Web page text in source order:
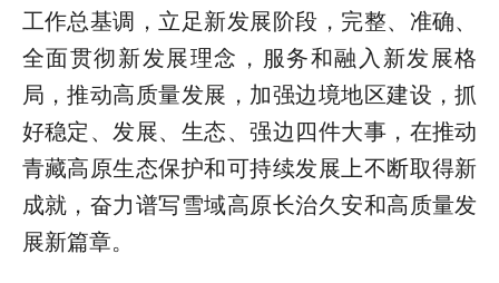
工作总基调，立足新发展阶段，完整、准确、
全面贯彻新发展理念，服务和融入新发展格
局，推动高质量发展，加强边境地区建设，抓
好稳定、发展、生态、强边四件大事，在推动
青藏高原生态保护和可持续发展上不断取得新
成就，奋力谱写雪域高原长治久安和高质量发
展新篇章。